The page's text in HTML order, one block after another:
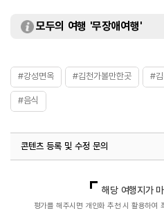
모두의 여행 '무장애여행'
#강성면옥 #김천가볼만한곳 #김
#음식
콘텐츠 등록 및 수정 문의
해당 여행지가
평가를 해주시면 개인화 추천 시 활용하여